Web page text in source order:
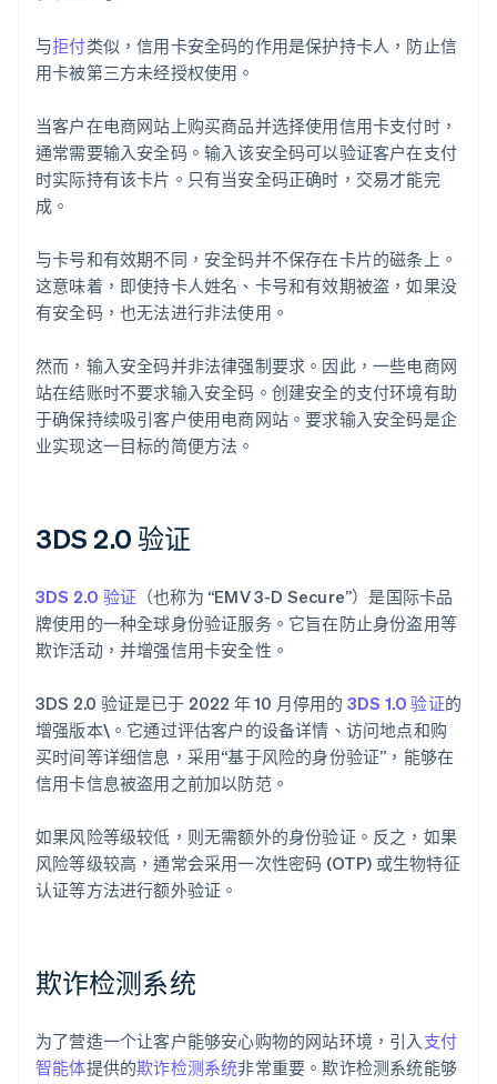
与拒付类似，信用卡安全码的作用是保护持卡人，防止信
用卡被第三方未经授权使用。
当客户在电商网站上购买商品并选择使用信用卡支付时，
通常需要输入安全码。输入该安全码可以验证客户在支付
时实际持有该卡片。只有当安全码正确时，交易才能完
成。
与卡号和有效期不同，安全码并不保存在卡片的磁条上。
这意味着，即使持卡人姓名、卡号和有效期被盗，如果没
有安全码，也无法进行非法使用。
然而，输入安全码并非法律强制要求。因此，一些电商网
站在结账时不要求输入安全码。创建安全的支付环境有助
于确保持续吸引客户使用电商网站。要求输入安全码是企
业实现这一目标的简便方法。
3DS 2.0 验证
3DS 2.0 验证 （也称为 “EMV 3-D Secure”）是国际卡品
牌使用的一种全球身份验证服务。它旨在防止身份盗用等
欺诈活动，并增强信用卡安全性。
3DS 2.0 验证是已于 2022 年 10 月停用的 3DS 1.0 验证的
增强版本\。它通过评估客户的设备详情、访问地点和购
买时间等详细信息，采用“基于风险的身份验证”，能够在
信用卡信息被盗用之前加以防范。
如果风险等级较低，则无需额外的身份验证。反之，如果
风险等级较高，通常会采用一次性密码 (OTP) 或生物特征
认证等方法进行额外验证。
欺诈检测系统
为了营造一个让客户能够安心购物的网站环境，引入 支付
智能体提供的欺诈检测系统非常重要。欺诈检测系统能够